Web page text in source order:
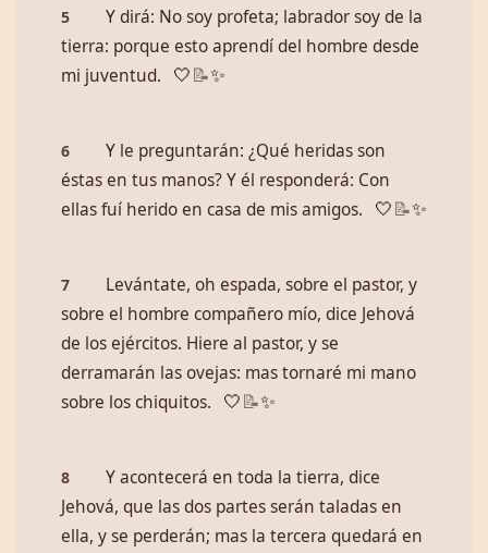
5
Y dirá: No soy profeta; labrador soy de la
tierra: porque esto aprendí del hombre desde
mi juventud.
🤍 📝✨
6
Y le preguntarán: ¿Qué heridas son
éstas en tus manos? Y él responderá: Con
ellas fuí herido en casa de mis amigos.
🤍 📝✨
7
Levántate, oh espada, sobre el pastor, y
sobre el hombre compañero mío, dice Jehová
de los ejércitos. Hiere al pastor, y se
derramarán las ovejas: mas tornaré mi mano
sobre los chiquitos.
🤍 📝✨
8
Y acontecerá en toda la tierra, dice
Jehová, que las dos partes serán taladas en
ella, y se perderán; mas la tercera quedará en